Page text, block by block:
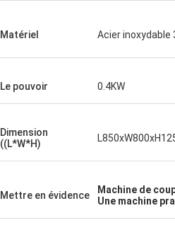
Matériel Acier inoxydable
Le pouvoir 0.4KW
Dimension
((L*W*H)
Mettre en évidence Machine de
Une machine